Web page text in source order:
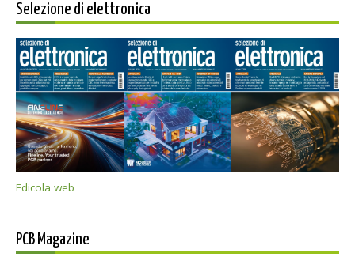
Selezione di elettronica
Edicola web
PCB Magazine